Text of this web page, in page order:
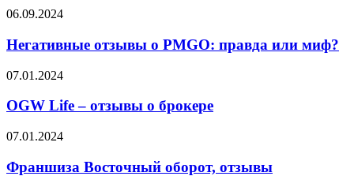
Тайги
что
этом
партнёры
Негативные
о
PMGO:
правда
или
миф?
06.09.2024
Негативные отзывы о PMGO: правда или миф?
OGW
–
о
07.01.2024
OGW Life – отзывы о брокере
Франшиза
оборот,
07.01.2024
Франшиза Восточный оборот, отзывы